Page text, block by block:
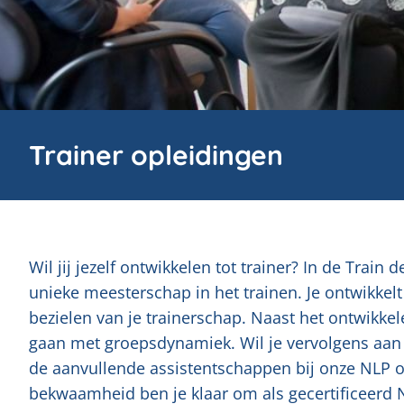
Trainer opleidingen
Wil jij jezelf ontwikkelen tot trainer? In de Train
unieke meesterschap in het trainen. Je
bezielen van je trainerschap. Naast het
gaan met groepsdynamiek. Wil je vervolgens
de aanvullende assistentschappen bij onze NLP
bekwaamheid ben je klaar om als gecertificeerd